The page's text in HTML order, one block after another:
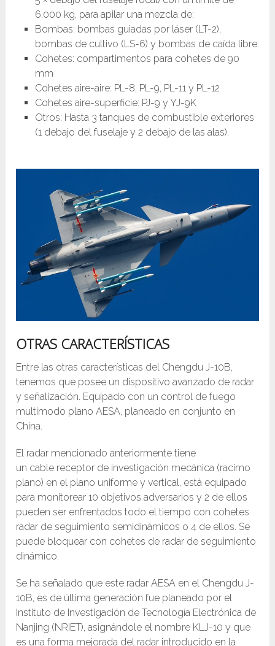
6.000 kg, para apilar una mezcla de:
Bombas: bombas guiadas por láser (LT-2),
bombas de cultivo (LS-6) y bombas de caída libre.
Cohetes: compartimentos para cohetes de 90
mm
Cohetes aire-aire: PL-8, PL-9, PL-11 y PL-12
Cohetes aire-superficie: PJ-9 y YJ-9K
Otros: Hasta 3 tanques de combustible exteriores
(1 debajo del fuselaje y 2 debajo de las alas).
OTRAS CARACTERÍSTICAS
Entre las otras características del Chengdu J-10B,
tenemos que posee un dispositivo avanzado de radar
y señalización. Equipado con un control de fuego
multimodo plano AESA, planeado en conjunto en
China.
El radar mencionado anteriormente tiene
un cable receptor de investigación mecánica (racimo
plano) en el plano uniforme y vertical, está equipado
para monitorear 10 objetivos adversarios y 2 de ellos
pueden ser enfrentados todo el tiempo con cohetes
radar de seguimiento semidinámicos o 4 de ellos. Se
puede bloquear con cohetes de radar de seguimiento
dinámico.
Se ha señalado que este radar AESA en el Chengdu J-
10B, es de última generación fue planeado por el
Instituto de Investigación de Tecnología Electrónica de
Nanjing (NRIET), asignándole el nombre KLJ-10 y que
es una forma mejorada del radar introducido en la